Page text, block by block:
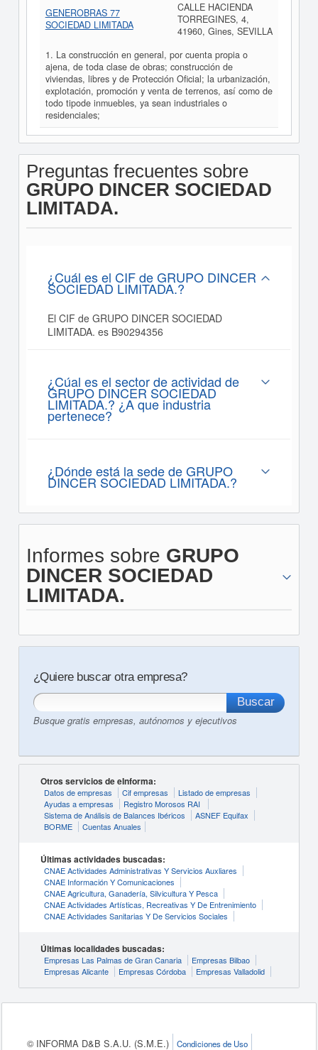
GENEROBRAS 77
SOCIEDAD LIMITADA
CALLE HACIENDA
TORREGINES, 4,
41960, Gines, SEVILLA
1. La construcción en general, por cuenta propia o
ajena, de toda clase de obras; construcción de
viviendas, libres y de Protección Oficial; la urbanización,
explotación, promoción y venta de terrenos, así como de
todo tipode inmuebles, ya sean industriales o
residenciales;
Preguntas frecuentes sobre
GRUPO DINCER SOCIEDAD
LIMITADA.
¿Cuál es el CIF de GRUPO DINCER
SOCIEDAD LIMITADA.?
El CIF de GRUPO DINCER SOCIEDAD
LIMITADA. es B90294356
¿Cúal es el sector de actividad de
GRUPO DINCER SOCIEDAD
LIMITADA.? ¿A que industria
pertenece?
¿Dónde está la sede de GRUPO
DINCER SOCIEDAD LIMITADA.?
Informes sobre GRUPO
DINCER SOCIEDAD
LIMITADA.
¿Quiere buscar otra empresa?
Busque gratis empresas, autónomos y ejecutivos
Otros servicios de eInforma:
Datos de empresas Cif empresas
Listado de empresas
Ayudas a empresas
Registro Morosos RAI
Sistema de Análisis de Balances Ibéricos
ASNEF Equifax
BORME
Cuentas Anuales
Últimas actividades buscadas:
CNAE Actividades Administrativas Y Servicios Auxliares
CNAE Información Y Comunicaciones
CNAE Agricultura, Ganadería, Silvicultura Y Pesca
CNAE Actividades Artísticas, Recreativas Y De Entrenimiento
CNAE Actividades Sanitarias Y De Servicios Sociales
Últimas localidades buscadas:
Empresas Las Palmas de Gran Canaria
Empresas Bilbao
Empresas Alicante
Empresas Córdoba Empresas Valladolid
© INFORMA D&B S.A.U. (S.M.E.) Condiciones de Uso